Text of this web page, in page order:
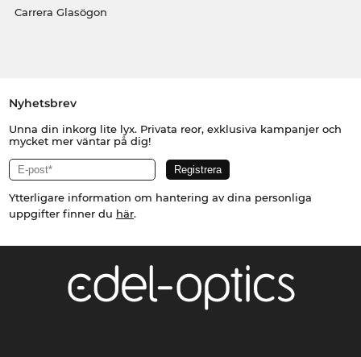
Carrera Glasögon
Nyhetsbrev
Unna din inkorg lite lyx. Privata reor, exklusiva kampanjer och
mycket mer väntar på dig!
Ytterligare information om hantering av dina personliga
uppgifter finner du här.